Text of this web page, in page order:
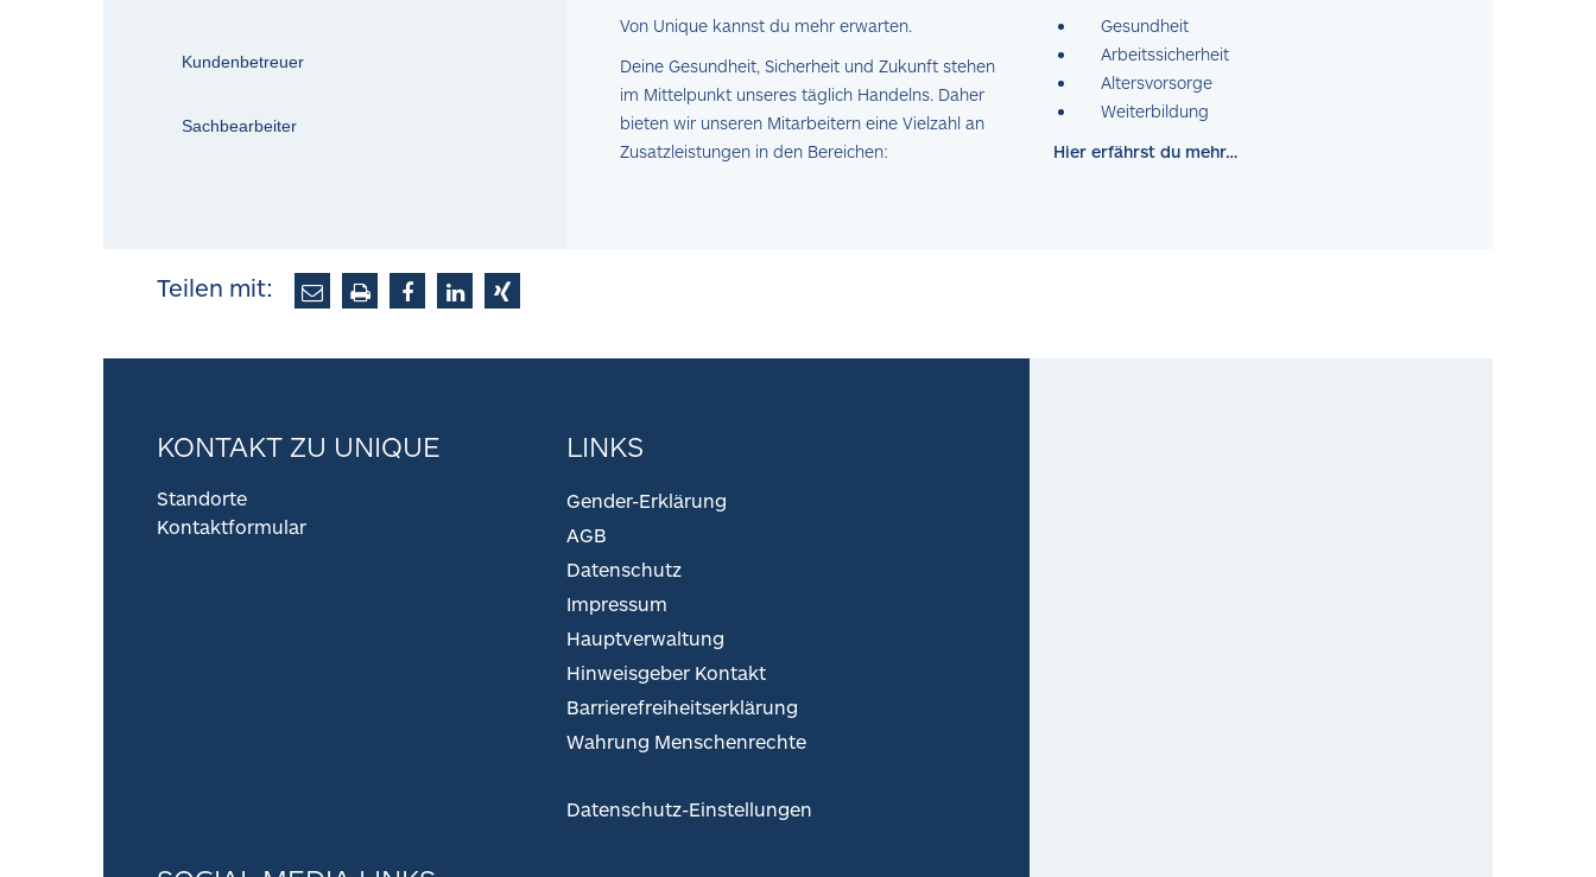
Kundenbetreuer
Sachbearbeiter
Von Unique kannst du mehr erwarten.
Deine Gesundheit, Sicherheit und Zukunft stehen
im Mittelpunkt unseres täglich Handelns. Daher
bieten wir unseren Mitarbeitern eine Vielzahl an
Zusatzleistungen in den Bereichen:
Gesundheit
Arbeitssicherheit
Altersvorsorge
Weiterbildung
Hier erfährst du mehr…
Teilen mit:
KONTAKT ZU UNIQUE
Standorte
Kontaktformular
LINKS
Gender-Erklärung
AGB
Datenschutz
Impressum
Hauptverwaltung
Hinweisgeber Kontakt
Barrierefreiheitserklärung
Wahrung Menschenrechte
Datenschutz-Einstellungen